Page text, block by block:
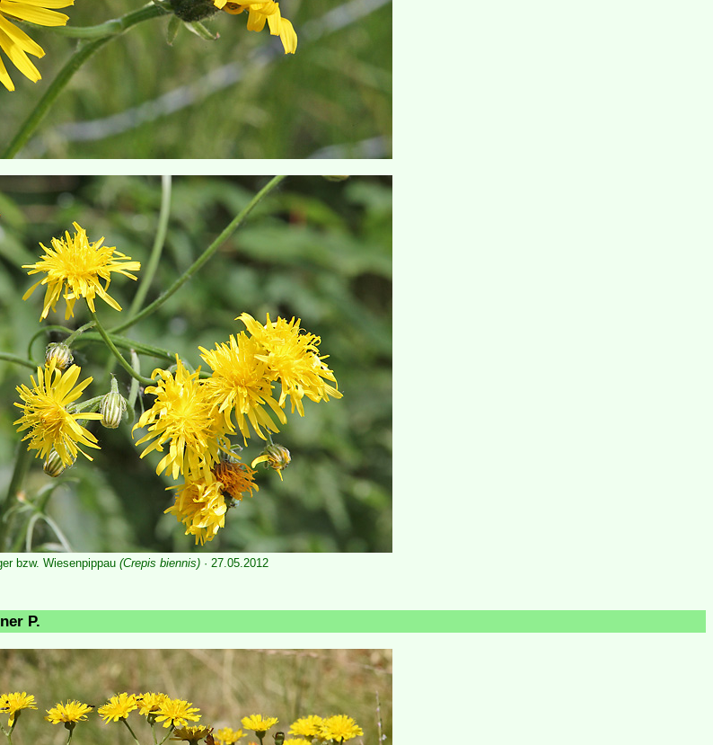
bzw. Wiesenpippau (Crepis biennis) · 27.05.2012
P.